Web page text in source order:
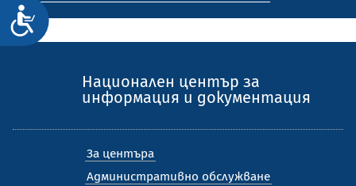
Достъпност
Национален център за
информация и документация
За центъра
Административно обслужване